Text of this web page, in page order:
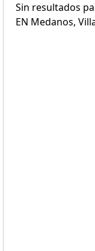
Sin resultados
EN Medanos,